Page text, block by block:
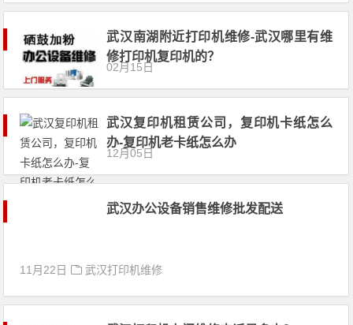
武汉南湖附近打印机维修-武汉哪里有维
修打印机复印机的？
02月15日
武汉复印机租赁公司，复印机卡纸怎么
办-复印机老卡纸怎么办
12月05日
武汉办公设备销售维修批发配送
11月22日 武汉打印机维修